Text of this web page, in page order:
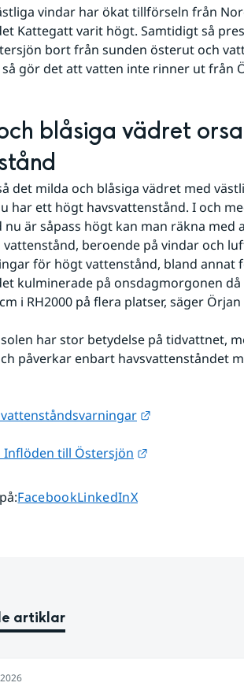
vindar har ökat tillförseln från
Kattegatt varit högt. Samtidigt så
bort från sunden österut och
gör det att vatten inte rinner ut från
blåsiga vädret
det milda och blåsiga vädret med
har ett högt havsvattenstånd. I och
nu är såpass högt kan man räkna
beroende på vindar och
för högt vattenstånd, bland annat
kulminerade på onsdagmorgonen
i RH2000 på flera platser, säger
har stor betydelse på tidvattnet,
påverkar enbart havsvattenståndet
Länk till annan
Inflöden till Östersjön Länk till annan
:Dela sidan på
FacebookDela sidan på
LinkedInDela sidan på
X
artiklar